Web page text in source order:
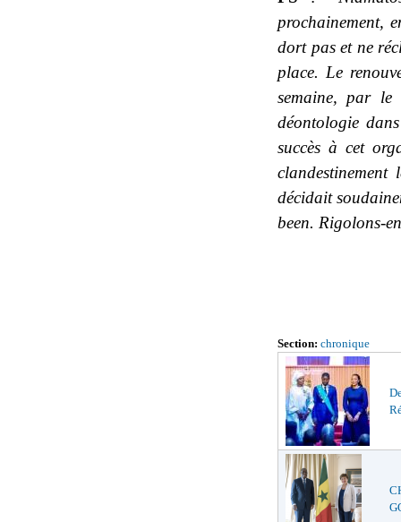
prochainement,
dort pas et ne
place. Le
semaine, par le
déontologie
succès à cet
décidait
been. Rigolons-
Section: chronique